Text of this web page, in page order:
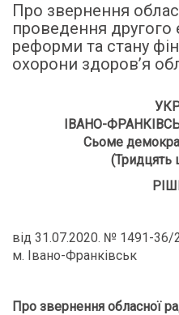
Про звернення
проведення другого
реформи та стану
охорони здоров’я
ІВАНО-
Сьоме
(Тридцять
від 31.07.2020. № 1491-36/
м. Івано-Франківськ
Про звернення обласної